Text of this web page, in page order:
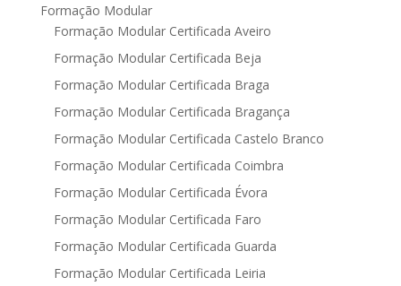
Formação Modular
Formação Modular Certificada Aveiro
Formação Modular Certificada Beja
Formação Modular Certificada Braga
Formação Modular Certificada Bragança
Formação Modular Certificada Castelo Branco
Formação Modular Certificada Coimbra
Formação Modular Certificada Évora
Formação Modular Certificada Faro
Formação Modular Certificada Guarda
Formação Modular Certificada Leiria